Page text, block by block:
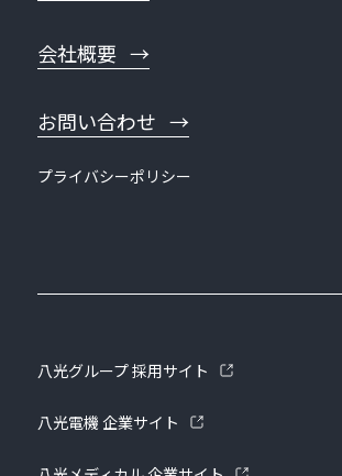
会社概要
お問い合わせ
プライバシーポリシー
八光グループ 採用サイト
八光電機 企業サイト